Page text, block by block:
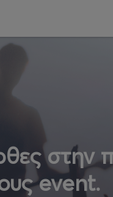
στην
event.